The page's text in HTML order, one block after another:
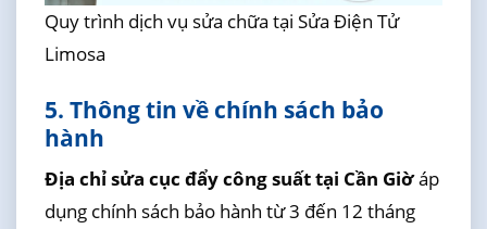
Quy trình dịch vụ sửa chữa tại Sửa Điện Tử
Limosa
5. Thông tin về chính sách bảo
hành
Địa chỉ sửa cục đẩy công suất tại Cần Giờáp
dụng chính sách bảo hành từ 3 đến 12 tháng